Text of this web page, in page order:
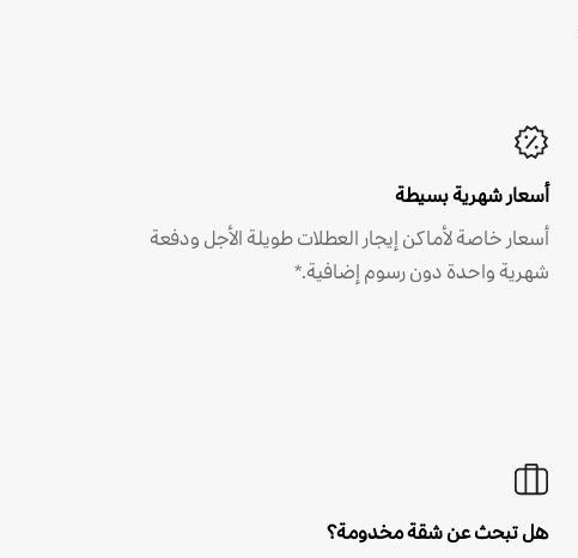
أسعار شهرية بسيطة
أسعار خاصة لأماكن إيجار العطلات طويلة الأجل ودفعة
شهرية واحدة دون رسوم إضافية.*
هل تبحث عن شقة مخدومة؟